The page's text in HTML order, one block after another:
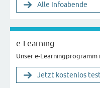
Alle Infoabende
e-Learning
Unser e-
Jetzt kostenlos